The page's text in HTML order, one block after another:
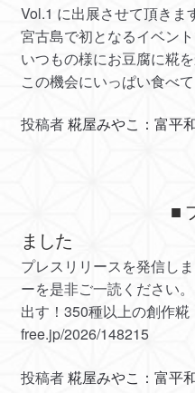
Vol.1 に出展させて頂きま
宮古島で初となるイベン
いつもの様にお豆腐に糀
この機会にいっぱい食べ
投稿者糀屋みやこ：富平
■
ました
プレスリリースを発信し
ーを是非ご一読ください
出す！350種以上の創作糀
free.jp/2026/148215
投稿者糀屋みやこ：富平